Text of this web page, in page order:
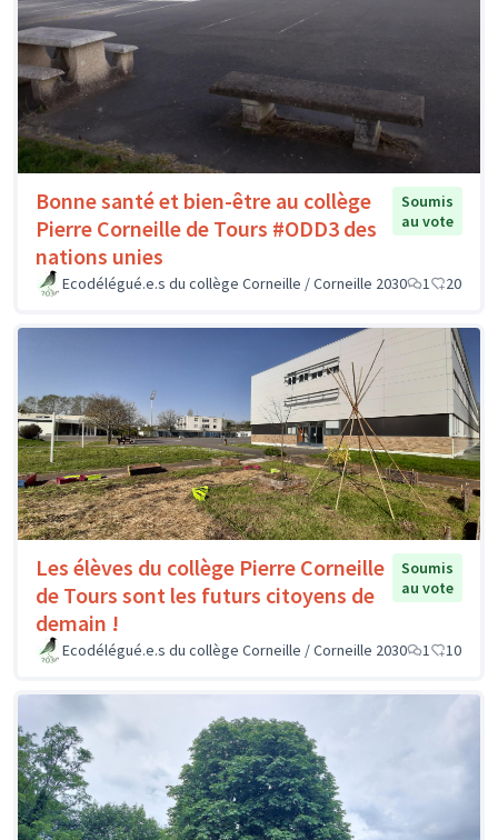
Bonne santé et bien-être au collège
Pierre Corneille de Tours #ODD3 des
nations unies
Soumis
au vote
Ecodélégué.e.s du collège Corneille / Corneille 2030 1 20
Les élèves du collège Pierre Corneille
de Tours sont les futurs citoyens de
demain !
Soumis
au vote
Ecodélégué.e.s du collège Corneille / Corneille 2030 1 10